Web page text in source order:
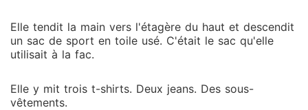
Elle tendit la main vers l'étagère du haut et descendit
un sac de sport en toile usé. C'était le sac qu'elle
utilisait à la fac.
Elle y mit trois t-shirts. Deux jeans. Des sous-
vêtements.